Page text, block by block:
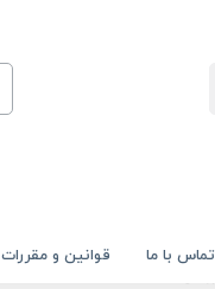
تماس با ما قوانين و مقررات